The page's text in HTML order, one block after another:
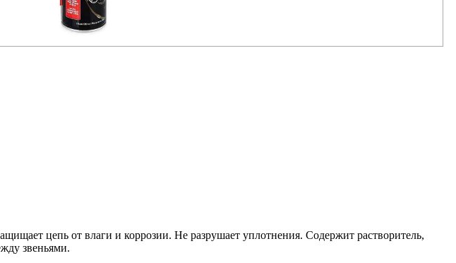
цепь от влаги и коррозии. Не разрушает уплотнения. Содержит растворитель,
звеньями.